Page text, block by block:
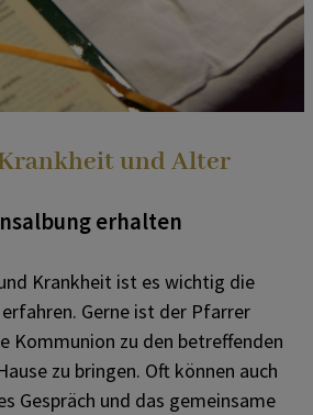
in Krankheit und
bei einem Sterbefall
oder eine Beichte
Glauben vertiefen
PFARRE ADNET
und Alter
erhalten
Krankheit ist es wichtig die
Gerne ist der Pfarrer
Kommunion zu den betreffenden
zu bringen. Oft können auch
Gespräch und das gemeinsame